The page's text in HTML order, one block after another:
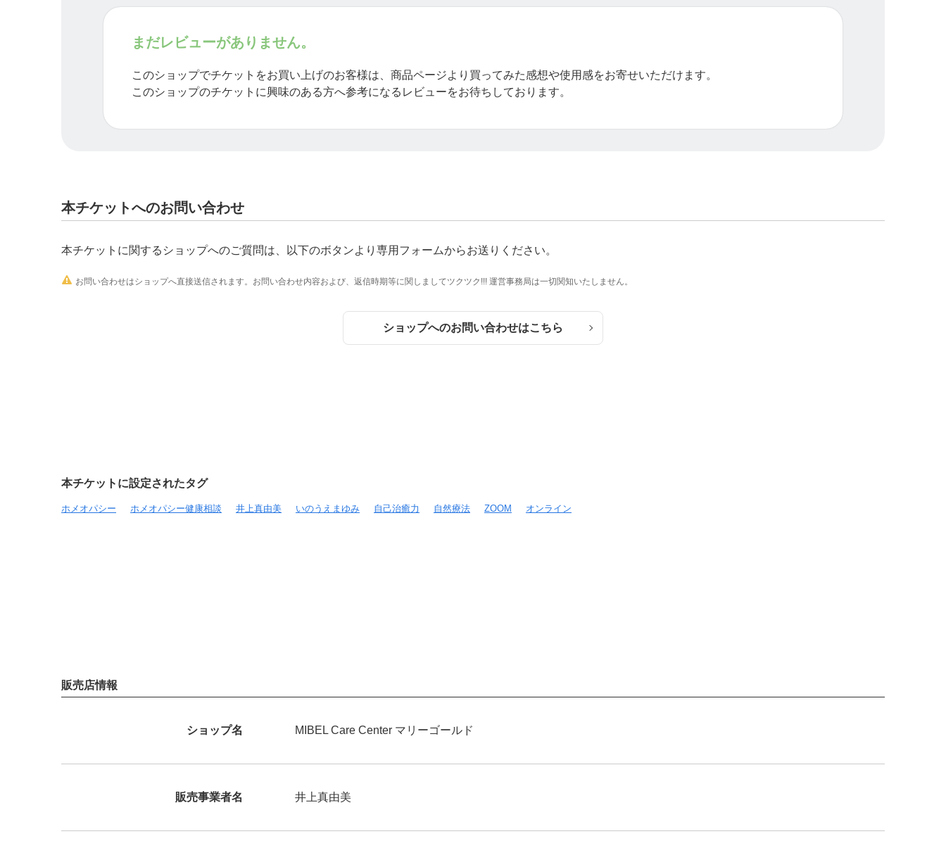
まだレビューがありません。
このショップでチケットをお買い上げのお客様は、商品ページより買ってみた感想や使用感をお寄せいただけます。
このショップのチケットに興味のある方へ参考になるレビューをお待ちしております。
本チケットへのお問い合わせ
本チケットに関するショップへのご質問は、以下のボタンより専用フォームからお送りください。
 お問い合わせはショップへ直接送信されます。お問い合わせ内容および、返信時期等に関しましてツクツク!!! 運営事務局は一切関知いたしません。
ショップへのお問い合わせはこちら
本チケットに設定されたタグ
ホメオパシー ホメオパシー健康相談 井上真由美 いのうえまゆみ 自己治癒力 自然療法 ZOOM オンライン
販売店情報
ショップ名 MIBEL Care Center マリーゴールド
販売事業者名 井上真由美